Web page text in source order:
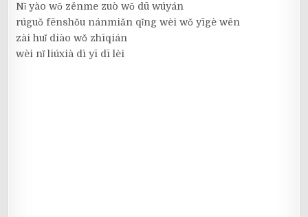
Nǐ yào wǒ zěnme zuò wǒ dū wúyán
rúguǒ fēnshǒu nánmiǎn qǐng wèi wǒ yīgè wěn
zài huǐ diào wǒ zhīqián
wèi nǐ liúxià dì yī dī lèi